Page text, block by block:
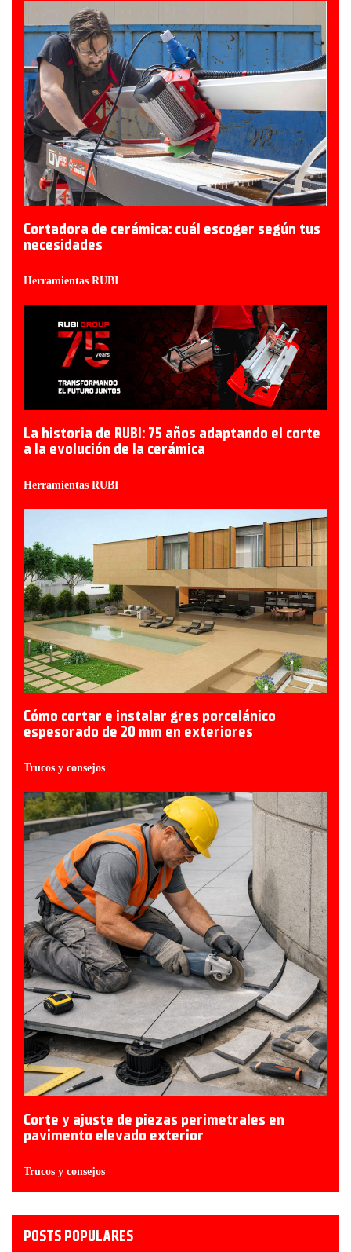
Cortadora de cerámica: cuál escoger según tus
necesidades
Herramientas RUBI
La historia de RUBI: 75 años adaptando el corte
a la evolución de la cerámica
Herramientas RUBI
Cómo cortar e instalar gres porcelánico
espesorado de 20 mm en exteriores
Trucos y consejos
Corte y ajuste de piezas perimetrales en
pavimento elevado exterior
Trucos y consejos
POSTS POPULARES